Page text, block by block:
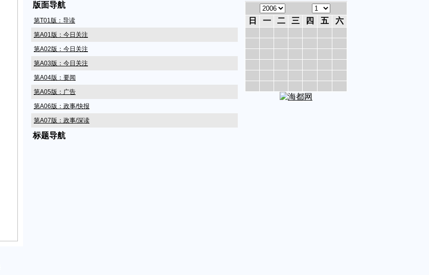
版面导航
第T01版：导读
第A01版：今日关注
第A02版：今日关注
第A03版：今日关注
第A04版：要闻
第A05版：广告
第A06版：政事/快报
第A07版：政事/深读
第A08版：政事/快报
标题导航
日 一 二 三 四 五 六